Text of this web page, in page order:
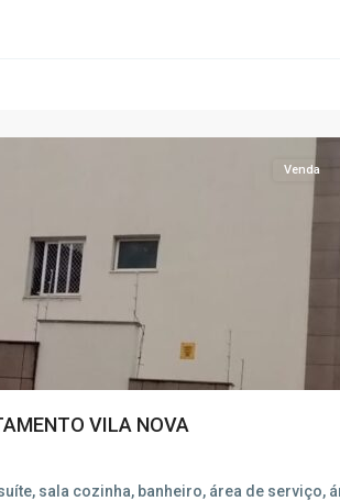
Venda
VILA NOVA
sala cozinha, banheiro, área de serviço,